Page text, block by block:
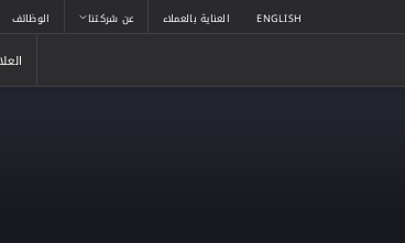
ENGLISH العناية بالعملاء عن شركتنا الوظائف